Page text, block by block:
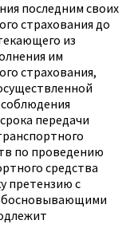
последним своих
страхования до
из
им
страхования,
передачи
по проведению
средства
претензию с